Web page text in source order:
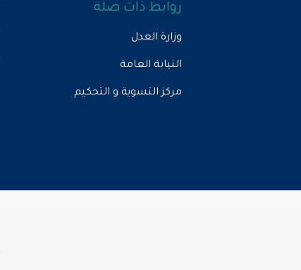
روابط ذات صلة
وزارة العدل
النيابة العامة
مركز التسوية و التحكيم